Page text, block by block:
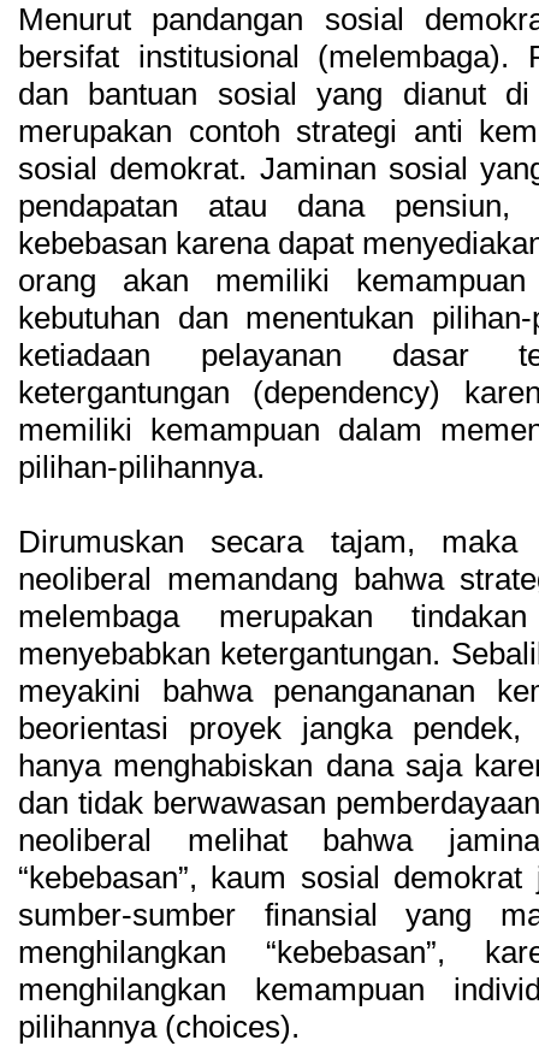
Menurut pandangan sosial
bersifat institusional (melembaga).
dan bantuan sosial yang dianut
merupakan contoh strategi anti
sosial demokrat. Jaminan sosial
pendapatan atau dana pensiun,
kebebasan karena dapat
orang akan memiliki
kebutuhan dan menentukan
ketiadaan pelayanan dasar
ketergantungan (dependency)
memiliki kemampuan dalam
pilihan-pilihannya.
Dirumuskan secara tajam,
neoliberal memandang bahwa
melembaga merupakan
menyebabkan ketergantungan.
meyakini bahwa penangananan
beorientasi proyek jangka
hanya menghabiskan dana saja
dan tidak berwawasan
neoliberal melihat bahwa
“kebebasan”, kaum sosial
sumber-sumber finansial yang
menghilangkan “kebebasan”,
menghilangkan kemampuan
pilihannya (choices).